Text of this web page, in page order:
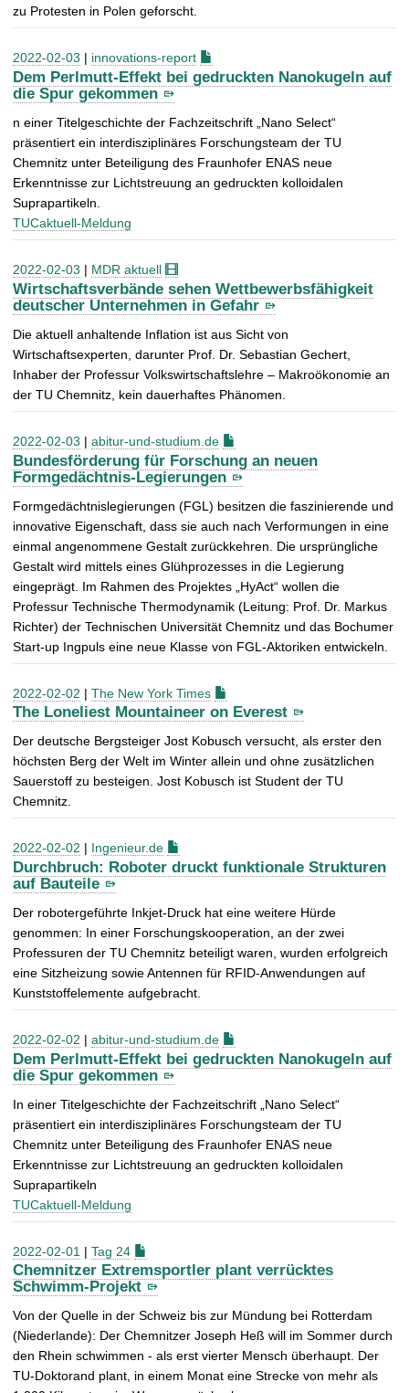
zu Protesten in Polen geforscht.
2022-02-03 | innovations-report
Dem Perlmutt-Effekt bei gedruckten Nanokugeln auf
die Spur gekommen
n einer Titelgeschichte der Fachzeitschrift „Nano Select“
präsentiert ein interdisziplinäres Forschungsteam der TU
Chemnitz unter Beteiligung des Fraunhofer ENAS neue
Erkenntnisse zur Lichtstreuung an gedruckten kolloidalen
Suprapartikeln.
TUCaktuell-Meldung
2022-02-03 | MDR aktuell
Wirtschaftsverbände sehen Wettbewerbsfähigkeit
deutscher Unternehmen in Gefahr
Die aktuell anhaltende Inflation ist aus Sicht von
Wirtschaftsexperten, darunter Prof. Dr. Sebastian Gechert,
Inhaber der Professur Volkswirtschaftslehre – Makroökonomie an
der TU Chemnitz, kein dauerhaftes Phänomen.
2022-02-03 | abitur-und-studium.de
Bundesförderung für Forschung an neuen
Formgedächtnis-Legierungen
Formgedächtnislegierungen (FGL) besitzen die faszinierende und
innovative Eigenschaft, dass sie auch nach Verformungen in eine
einmal angenommene Gestalt zurückkehren. Die ursprüngliche
Gestalt wird mittels eines Glühprozesses in die Legierung
eingeprägt. Im Rahmen des Projektes „HyAct“ wollen die
Professur Technische Thermodynamik (Leitung: Prof. Dr. Markus
Richter) der Technischen Universität Chemnitz und das Bochumer
Start-up Ingpuls eine neue Klasse von FGL-Aktoriken entwickeln.
2022-02-02 | The New York Times
The Loneliest Mountaineer on Everest
Der deutsche Bergsteiger Jost Kobusch versucht, als erster den
höchsten Berg der Welt im Winter allein und ohne zusätzlichen
Sauerstoff zu besteigen. Jost Kobusch ist Student der TU
Chemnitz.
2022-02-02 | Ingenieur.de
Durchbruch: Roboter druckt funktionale Strukturen
auf Bauteile
Der robotergeführte Inkjet-Druck hat eine weitere Hürde
genommen: In einer Forschungskooperation, an der zwei
Professuren der TU Chemnitz beteiligt waren, wurden erfolgreich
eine Sitzheizung sowie Antennen für RFID-Anwendungen auf
Kunststoffelemente aufgebracht.
2022-02-02 | abitur-und-studium.de
Dem Perlmutt-Effekt bei gedruckten Nanokugeln auf
die Spur gekommen
In einer Titelgeschichte der Fachzeitschrift „Nano Select“
präsentiert ein interdisziplinäres Forschungsteam der TU
Chemnitz unter Beteiligung des Fraunhofer ENAS neue
Erkenntnisse zur Lichtstreuung an gedruckten kolloidalen
Suprapartikeln
TUCaktuell-Meldung
2022-02-01 | Tag 24
Chemnitzer Extremsportler plant verrücktes
Schwimm-Projekt
Von der Quelle in der Schweiz bis zur Mündung bei Rotterdam
(Niederlande): Der Chemnitzer Joseph Heß will im Sommer durch
den Rhein schwimmen - als erst vierter Mensch überhaupt. Der
TU-Doktorand plant, in einem Monat eine Strecke von mehr als